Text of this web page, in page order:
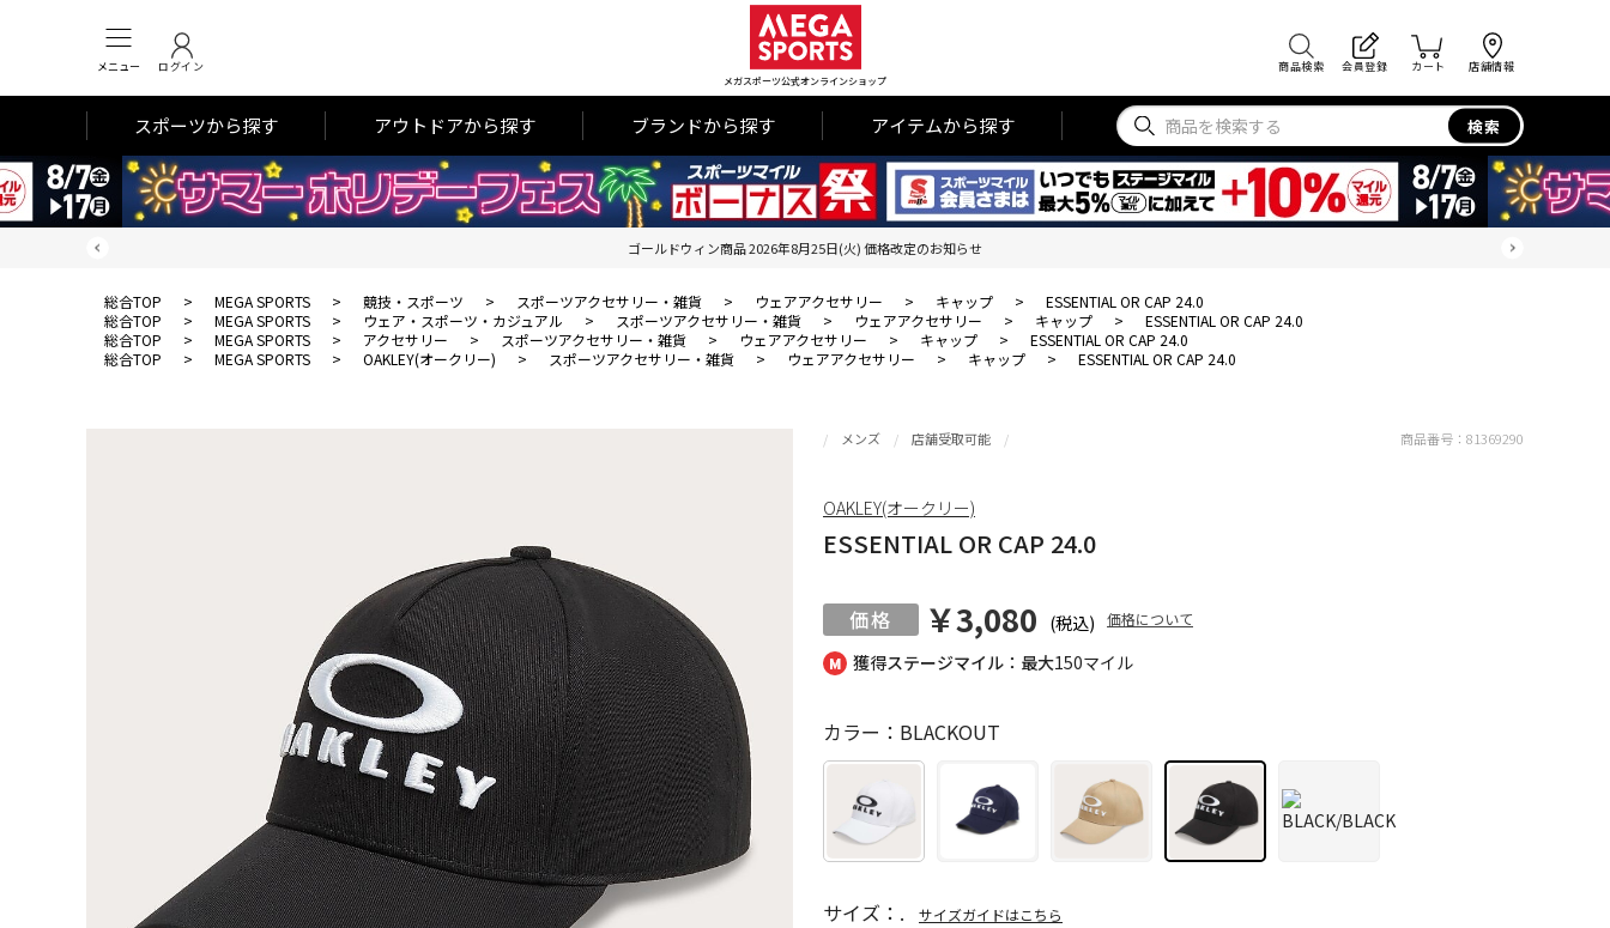
メニュー ログイン
メガスポーツ公式オンラインショップ
商品検索 会員登録 カート 店舗情報
スポーツから探す アウトドアから探す ブランドから探す アイテムから探す 検索
ゴールドウィン商品 2026年8月25日(火) 価格改定のお知らせ
総合TOP > MEGA SPORTS > 競技・スポーツ > スポーツアクセサリー・雑貨 > ウェアアクセサリー > キャップ >
ESSENTIAL OR CAP 24.0
総合TOP
> MEGA SPORTS > ウェア・スポーツ・カジュアル > スポーツアクセサリー・雑貨 > ウェアアクセサリー > キャップ >
ESSENTIAL OR CAP 24.0
総合TOP
> MEGA SPORTS > アクセサリー > スポーツアクセサリー・雑貨 > ウェアアクセサリー > キャップ >
ESSENTIAL OR CAP 24.0
総合TOP
> MEGA SPORTS > OAKLEY(オークリー) > スポーツアクセサリー・雑貨 > ウェアアクセサリー > キャップ > ESSENTIAL OR CAP 24.0
獲得ステージマイル：最大150マイル
メンズ 店舗受取可能
ESSENTIAL OR CAP 24.0
￥3,080 (税込) 価格について
カラー：BLACKOUT
サイズ：. サイズガイドはこちら
商品番号： 81369290
OAKLEY(オークリー)